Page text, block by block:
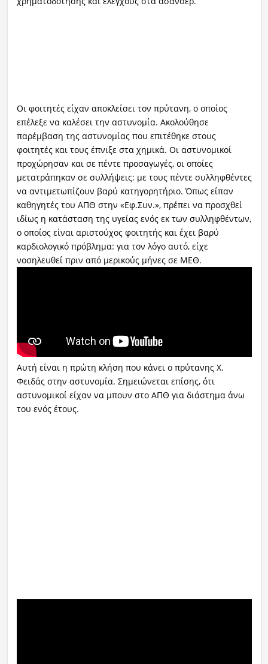
Οι φοιτητές είχαν αποκλείσει τον πρύτανη, ο οποίος
επέλεξε να καλέσει την αστυνομία. Ακολούθησε
παρέμβαση της αστυνομίας που επιτέθηκε στους
φοιτητές και τους έπνιξε στα χημικά. Οι αστυνομικοί
προχώρησαν και σε πέντε προσαγωγές, οι οποίες
μετατράπηκαν σε συλλήψεις: με τους πέντε συλληφθέντες
να αντιμετωπίζουν βαρύ κατηγορητήριο. Όπως είπαν
καθηγητές του ΑΠΘ στην «Εφ.Συν.», πρέπει να προσχθεί
ιδίως η κατάσταση της υγείας ενός εκ των συλληφθέντων,
ο οποίος είναι αριστούχος φοιτητής και έχει βαρύ
καρδιολογικό πρόβλημα: για τον λόγο αυτό, είχε
νοσηλευθεί πριν από μερικούς μήνες σε ΜΕΘ.
Αυτή είναι η πρώτη κλήση που κάνει ο πρύτανης Χ.
Φειδάς στην αστυνομία. Σημειώνεται επίσης, ότι
αστυνομικοί είχαν να μπουν στο ΑΠΘ για διάστημα άνω
του ενός έτους.